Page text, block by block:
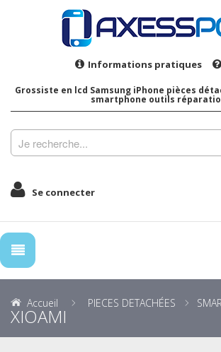
Informations pratiques
Grossiste en lcd Samsung iPhone pièces
smartphone outils
Se connecter
Accueil PIECES DETACHÉES
XIOAMI